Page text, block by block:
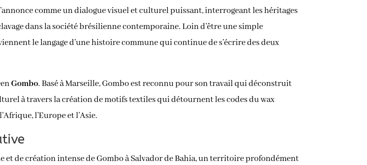
comme un dialogue visuel et culturel puissant, interrogeant les héritages
dans la société brésilienne contemporaine. Loin d’être une simple
le langage d’une histoire commune qui continue de s’écrire des deux
Gombo. Basé à Marseille, Gombo est reconnu pour son travail qui déconstruit
à travers la création de motifs textiles qui détournent les codes du wax
l’Europe et l’Asie.
et de création intense de Gombo à Salvador de Bahia, un territoire profondément